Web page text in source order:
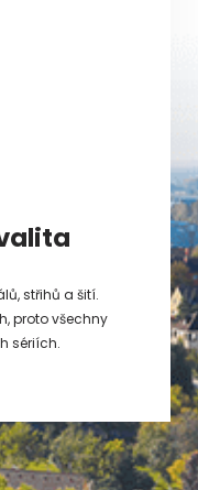
střihů a šití.
proto všechny
sériích.